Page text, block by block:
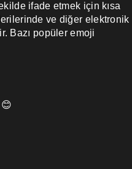
ifade etmek için kısa
ve diğer elektronik
Bazı popüler emoji
😊